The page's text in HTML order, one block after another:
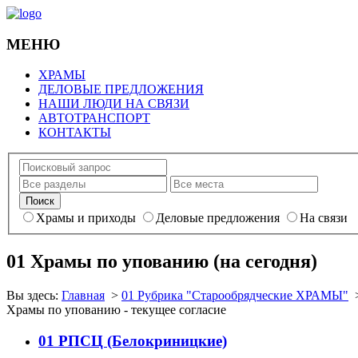
МЕНЮ
ХРАМЫ
ДЕЛОВЫЕ ПРЕДЛОЖЕНИЯ
НАШИ ЛЮДИ НА СВЯЗИ
АВТОТРАНСПОРТ
КОНТАКТЫ
Храмы и приходы Деловые предложения На связи
01 Храмы по упованию (на сегодня)
Вы здесь: Главная > 01 Рубрика "Старообрядческие ХРАМЫ"
Храмы по упованию - текущее согласие
01 РПСЦ (Белокриницкие)